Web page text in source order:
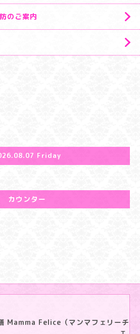
のご案内
Friday
カウンター
Mamma Felice（マンマフェリーチ